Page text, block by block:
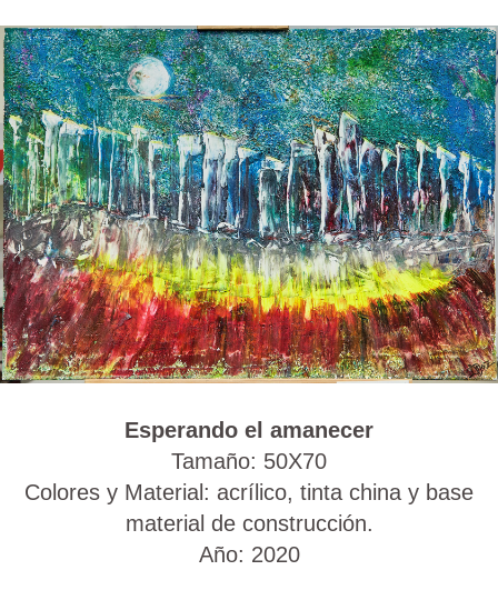
Esperando el amanecer
Tamaño: 50X70
Colores y Material: acrílico, tinta china y base
material de construcción.
Año: 2020